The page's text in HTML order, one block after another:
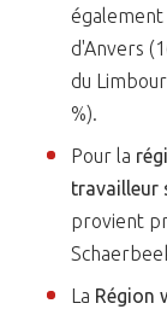
également
d'Anvers
du
%).
Pour la
travailleur
provient
La Région